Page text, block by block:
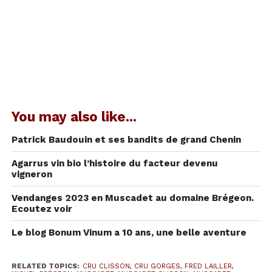
Etre passionné.
Fred Lailler, un jeune vigneron
du Muscadet
Fred est
né en
1980 à
Gorges
de
You may also like...
Patrick Baudouin et ses bandits de grand Chenin
Agarrus vin bio l’histoire du facteur devenu
vigneron
Vendanges 2023 en Muscadet au domaine Brégeon.
Ecoutez voir
Le blog Bonum Vinum a 10 ans, une belle aventure
RELATED TOPICS: CRU CLISSON, CRU GORGES, FRED LAILLER,